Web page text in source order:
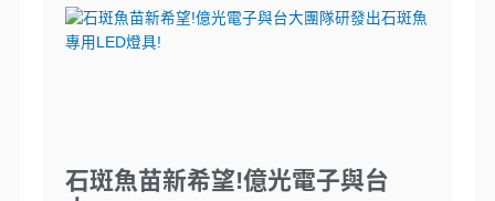
石斑魚苗新希望!億光電子與台